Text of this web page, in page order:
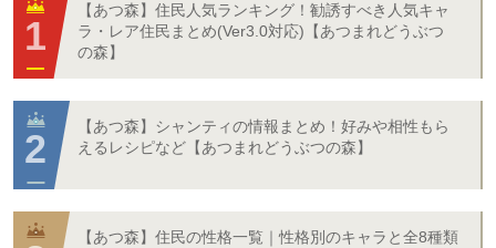
【あつ森】住民人気ランキング！勧誘すべき人気キャ
ラ・レア住民まとめ(Ver3.0対応)【あつまれどうぶつ
の森】
【あつ森】シャンティの情報まとめ！好みや相性もら
えるレシピなど【あつまれどうぶつの森】
【あつ森】住民の性格一覧｜性格別のキャラと全8種類